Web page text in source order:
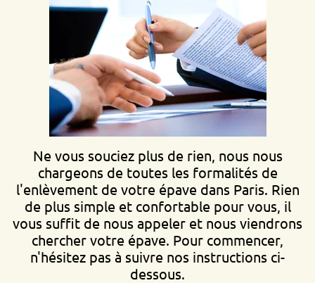
Ne vous souciez plus de rien, nous nous
chargeons de toutes les formalités de
l'enlèvement de votre épave dans Paris. Rien
de plus simple et confortable pour vous, il
vous suffit de nous appeler et nous viendrons
chercher votre épave. Pour commencer,
n'hésitez pas à suivre nos instructions ci-
dessous.